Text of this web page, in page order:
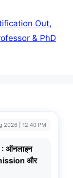
Out,
& PhD
2026 | 12:40 PM
ऑनलाइन
और